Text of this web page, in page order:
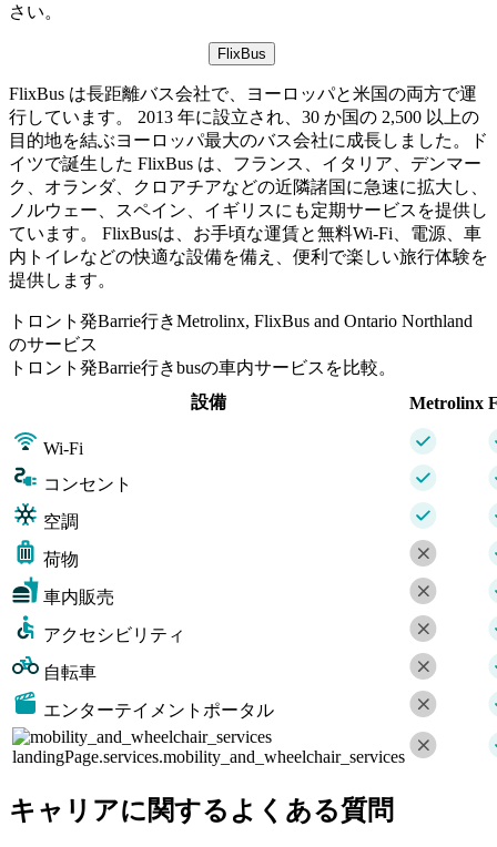
さい。
FlixBus
FlixBus は長距離バス会社で、ヨーロッパと米国の両方で運
行しています。 2013 年に設立され、30 か国の 2,500 以上の
目的地を結ぶヨーロッパ最大のバス会社に成長しました。ド
イツで誕生した FlixBus は、フランス、イタリア、デンマー
ク、オランダ、クロアチアなどの近隣諸国に急速に拡大し、
ノルウェー、スペイン、イギリスにも定期サービスを提供し
ています。 FlixBusは、お手頃な運賃と無料Wi-Fi、電源、車
内トイレなどの快適な設備を備え、便利で楽しい旅行体験を
提供します。
トロント発Barrie行きMetrolinx, FlixBus and Ontario Northland
のサービス
トロント発Barrie行きbusの車内サービスを比較。
設備
Metrolinx
Wi-Fi
コンセント
空調
荷物
車内販売
アクセシビリティ
自転車
エンターテイメントポータル
landingPage.services.mobility_and_wheelchair_services
キャリアに関するよくある質問